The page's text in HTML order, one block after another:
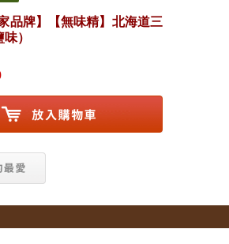
品牌】【無味精】北海道三
）